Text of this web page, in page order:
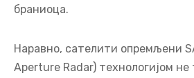
браниоца.
Наравно, сателити опремљени
Aperture Radar) технологијом